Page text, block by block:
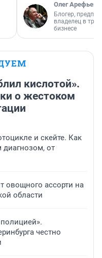
Олег Арефьев
Блогер,
владелец в
бизнесе
кислотой».
о жестоком
и скейте. Как
от
овощного ассорти на
области
честно